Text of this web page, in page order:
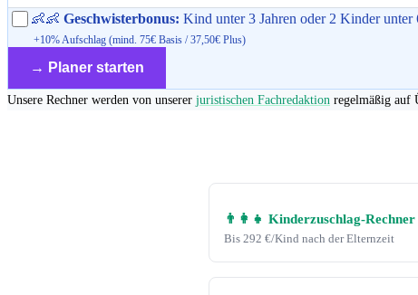
👶👶 Geschwisterbonus: Kind unter 3 Jahren oder 2 Kinder unter
+10% Aufschlag (mind. 75€ Basis / 37,50€ Plus)
→ Planer starten
Unsere Rechner werden von unserer juristischen Fachredaktion regelmäßig auf
👨‍👩‍👧 Kinderzuschlag-Rechner
Bis 292 €/Kind nach der Elternzeit